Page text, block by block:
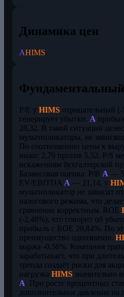
Динамика цен
AHIMS
P/E у HIMS отрицательный
генерирует убытки. A
28,32. В такой ситуации
мультипликаторы, не
По соотношению цены к
ниже: 2,79 против 5,52. P/S
искажениям бухгалтерской
Балансовая оценка: P/B A —
EV/EBITDA A — 21,14, у
мультипликатор не зависит
налогового режима, что
сравнение корректным. ROE
(-2,48%), что говорит об
прибыль с ROE 20,84%. По
преимущество однозначно.
маржа -0,56%. Компания
зарабатывает, что при
тренда создаёт риски для
нагрузка HIMS значительно
A. При росте процентных
дополнительное давление на